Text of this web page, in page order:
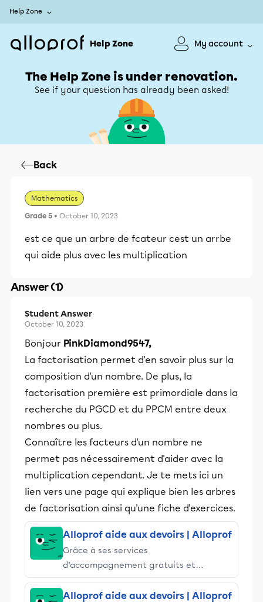
Help Zone
Help Zone My account
The Help Zone is under renovation.
See if your question has already been asked!
Back
Mathematics
Grade 5 • October 10, 2023
est ce que un arbre de fcateur cest un arrbe
qui aide plus avec les multiplication
Answer (1)
Student Answer
October 10, 2023
Bonjour PinkDiamond9547,
​​La factorisation permet d'en savoir plus sur la
composition d'un nombre. De plus, la
factorisation première est primordiale dans la
recherche du PGCD et du PPCM entre deux
nombres ou plus.
Connaître les facteurs d'un nombre ne
permet pas nécessairement d'aider avec la
multiplication cependant. Je te mets ici un
lien vers une page qui explique bien les arbres
de factorisation ainsi qu'une fiche d'exercices.
Alloprof aide aux devoirs | Alloprof
Grâce à ses services
d’accompagnement gratuits et
stimulants, Alloprof engage les élèves
et leurs parents dans la réussite
Alloprof aide aux devoirs | Alloprof